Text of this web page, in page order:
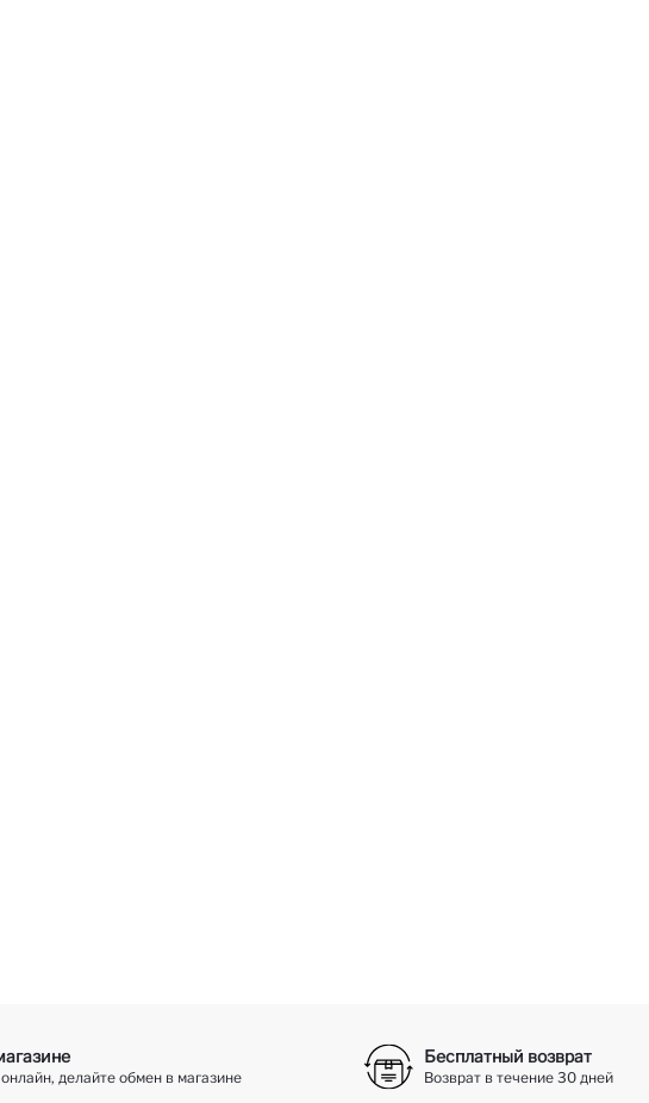
делайте обмен в магазине
Бесплатный возврат
Возврат в течение 30 дней